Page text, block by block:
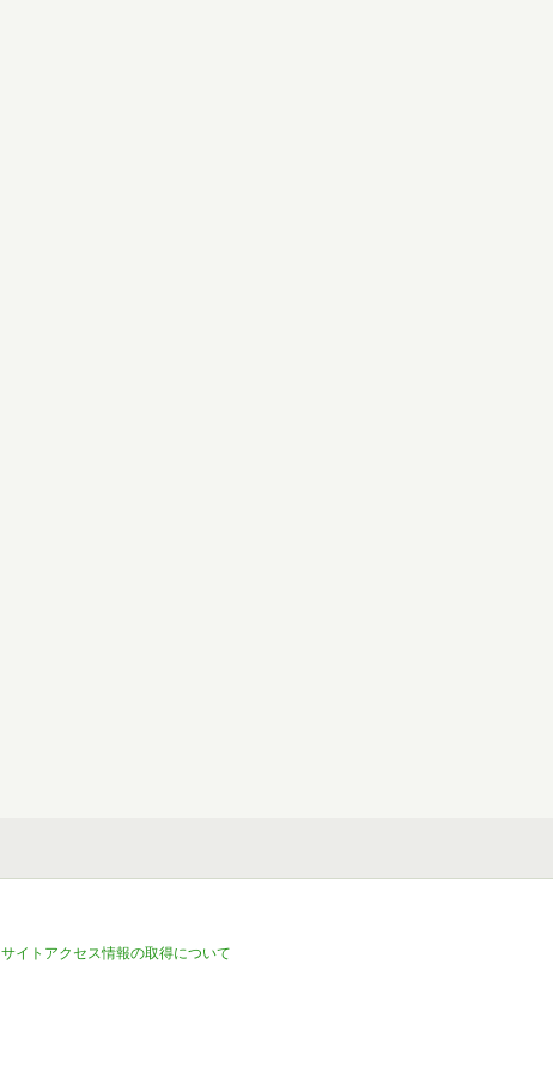
サイトアクセス情報の取得について